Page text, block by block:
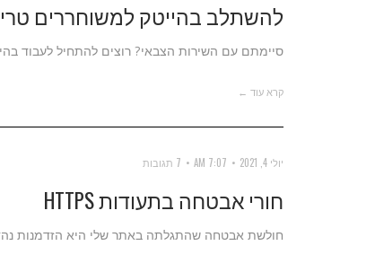
להשתלב בהייטק למשוחררים
סיימתם עם השירות הצבאי? רוצים להתחיל לעבוד
קרא עוד ←
יולי 4, 2021 7:07 AM 7 תגובות
חורי אבטחה בתעודות HTTPS
חולשת אבטחה שהתגלתה באתר שלי היא הזדמנות